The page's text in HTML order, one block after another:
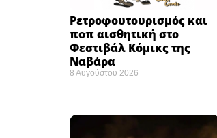
Ρετροφουτουρισμός και
ποπ αισθητική στο
Φεστιβάλ Κόμικς της
Ναβάρα ​
8 Αυγούστου 2026